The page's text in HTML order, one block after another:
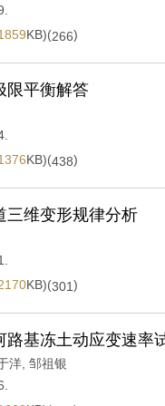
KB)(266)
限平衡解答
KB)(438)
三维变形规律分析
KB)(301)
路基冻土动应变速率
洋 邹祖银